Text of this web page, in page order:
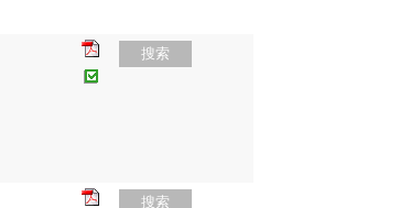
搜索
搜索